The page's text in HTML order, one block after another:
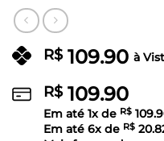
R$109.90 à
R$109.90
Em até 1x de R$
Em até 6x de R$